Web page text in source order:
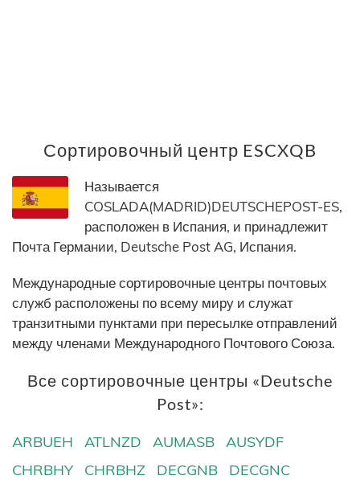
Сортировочный центр ESCXQB
Называется
COSLADA(MADRID)DEUTSCHEPOST-ES,
расположен в Испания, и принадлежит
Почта Германии, Deutsche Post AG, Испания.
Международные сортировочные центры почтовых
служб расположены по всему миру и служат
транзитными пунктами при пересылке отправлений
между членами Международного Почтового Союза.
Все сортировочные центры «Deutsche
Post»:
ARBUEH ATLNZD AUMASB
AUSYDF
CHRBHY
CHRBHZ DECGNB
DECGNC